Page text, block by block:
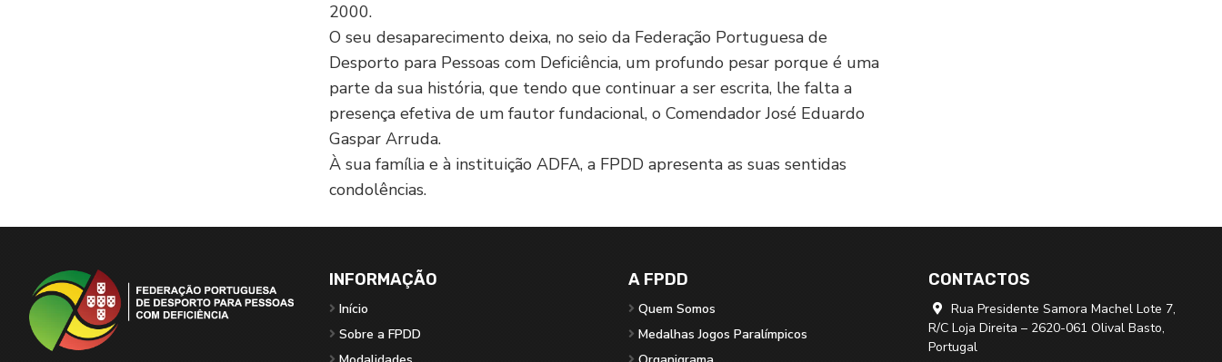
2000.
O seu desaparecimento deixa, no seio da Federação Portuguesa de
Desporto para Pessoas com Deficiência, um profundo pesar porque é uma
parte da sua história, que tendo que continuar a ser escrita, lhe falta a
presença efetiva de um fautor fundacional, o Comendador José Eduardo
Gaspar Arruda.
À sua família e à instituição ADFA, a FPDD apresenta as suas sentidas
condolências.
INFORMAÇÃO
Início
Sobre a FPDD
A FPDD
Quem Somos
Medalhas Jogos Paralímpicos
CONTACTOS

Rua Presidente Samora Machel Lote 7,
R/C Loja Direita – 2620-061 Olival Basto,
Portugal